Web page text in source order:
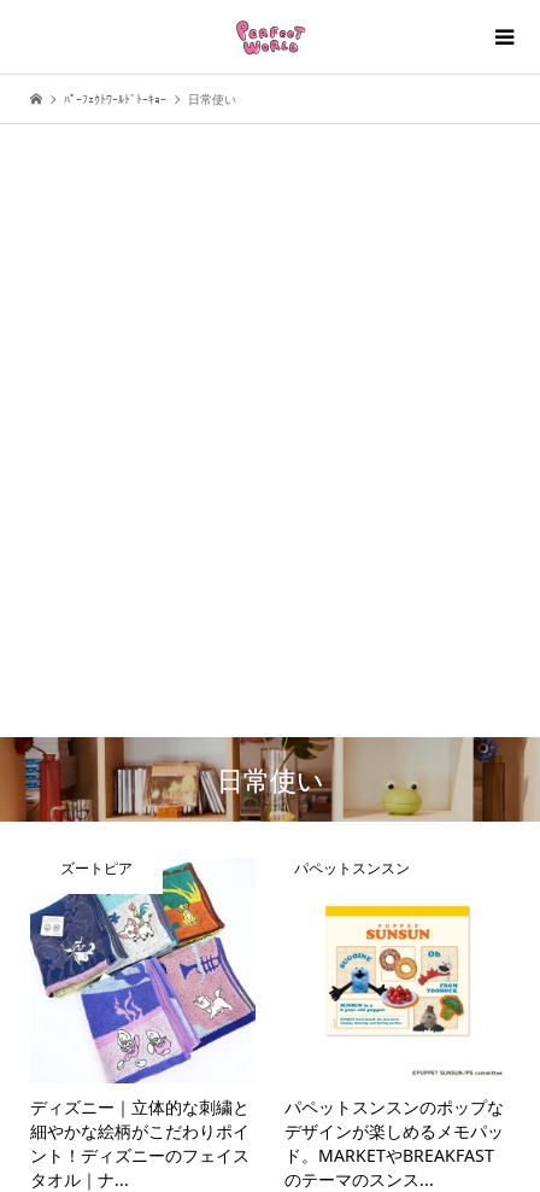
ﾊﾟｰﾌｪｸﾄﾜｰﾙﾄﾞﾄｰｷｮｰ 日常使い
日常使い
ズートピア
ディズニー｜立体的な刺繍と
細やかな絵柄がこだわりポイ
ント！ディズニーのフェイス
タオル｜ナ...
パペットスンスン
パペットスンスンのポップな
デザインが楽しめるメモパッ
ド。MARKETやBREAKFAST
のテーマのスンス...